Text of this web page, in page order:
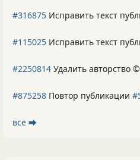
#316875 Исправить текст
#115025 Исправить текст
#2250814 Удалить авторство ©
#875258 Повтор публикации
все ⮕